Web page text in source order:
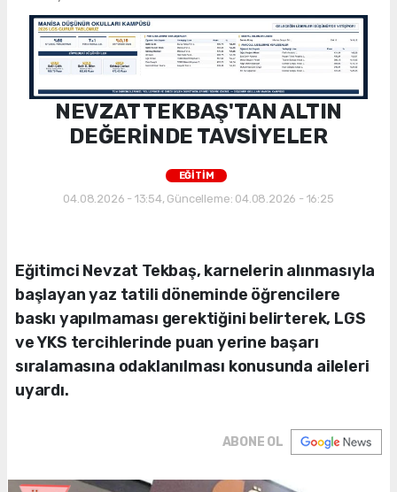
NEVZAT TEKBAŞ'TAN ALTIN
DEĞERİNDE TAVSİYELER
EĞİTİM
04.08.2026 - 13:54, Güncelleme: 04.08.2026 - 16:25
Eğitimci Nevzat Tekbaş, karnelerin alınmasıyla
başlayan yaz tatili döneminde öğrencilere
baskı yapılmaması gerektiğini belirterek, LGS
ve YKS tercihlerinde puan yerine başarı
sıralamasına odaklanılması konusunda aileleri
uyardı.
ABONE OL